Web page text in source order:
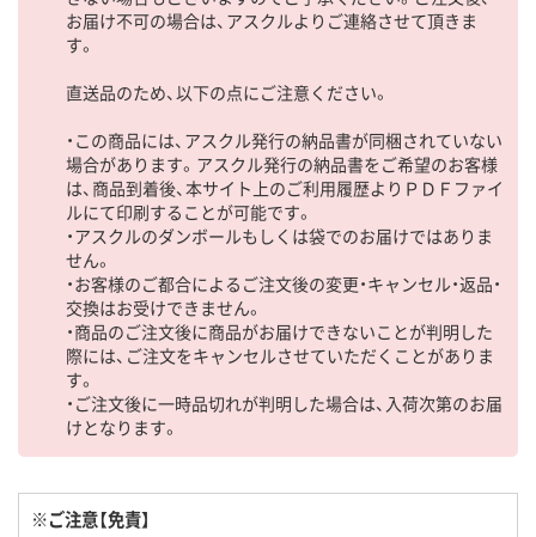
お届け不可の場合は、アスクルよりご連絡させて頂きま
す。
直送品のため、以下の点にご注意ください。
・この商品には、アスクル発行の納品書が同梱されていない
場合があります。アスクル発行の納品書をご希望のお客様
は、商品到着後、本サイト上のご利用履歴よりＰＤＦファイ
ルにて印刷することが可能です。
・アスクルのダンボールもしくは袋でのお届けではありま
せん。
・お客様のご都合によるご注文後の変更・キャンセル・返品・
交換はお受けできません。
・商品のご注文後に商品がお届けできないことが判明した
際には、ご注文をキャンセルさせていただくことがありま
す。
・ご注文後に一時品切れが判明した場合は、入荷次第のお届
けとなります。
※ご注意【免責】